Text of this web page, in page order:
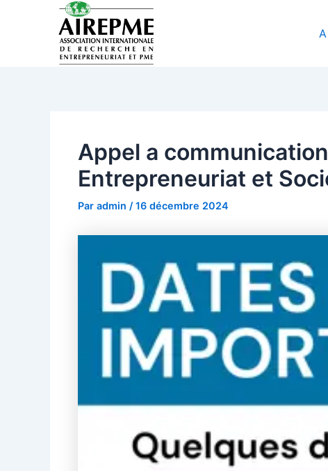
Appel a
Entrepreneuriat et
Par admin / 16 décembre 2024